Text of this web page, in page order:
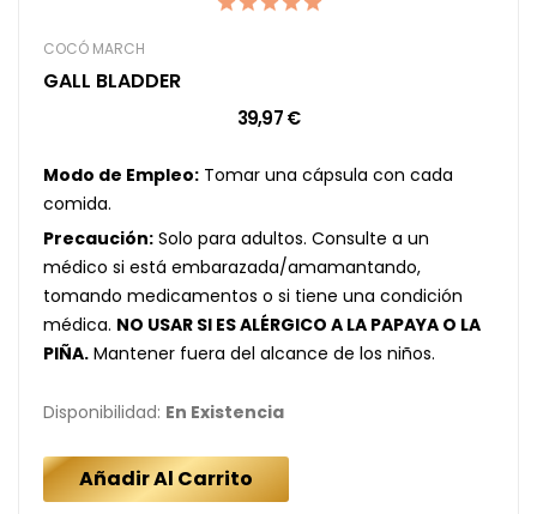
COCÓ MARCH
GALL BLADDER
39,97 €
Modo de Empleo: Tomar una cápsula con cada
comida.
Precaución: Solo para adultos. Consulte a un
médico si está embarazada/amamantando,
tomando medicamentos o si tiene una condición
médica. NO USAR SI ES ALÉRGICO A LA PAPAYA O LA
PIÑA. Mantener fuera del alcance de los niños.
Disponibilidad: En Existencia
Añadir Al Carrito